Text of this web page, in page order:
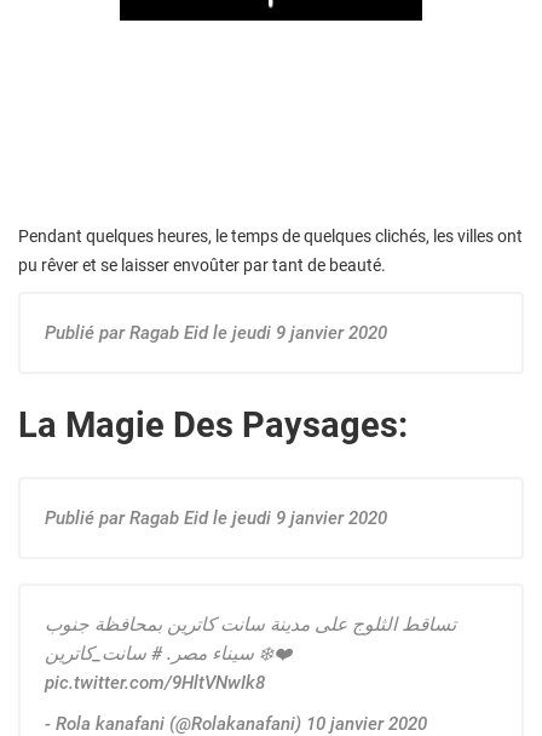
Play
Pendant quelques heures, le temps de quelques clichés, les villes ont
pu rêver et se laisser envoûter par tant de beauté.
Publié par Ragab Eid le jeudi 9 janvier 2020
La Magie Des Paysages:
Publié par Ragab Eid le jeudi 9 janvier 2020
تساقط الثلوج على مدينة سانت كاترين بمحافظة جنوب
سيناء مصر. # سانت_كاترين ❄️❤️
pic.twitter.com/9HltVNwIk8
- Rola kanafani (@Rolakanafani) 10 janvier 2020